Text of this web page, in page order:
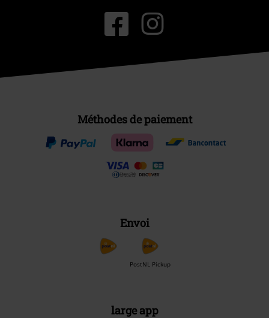
Méthodes de paiement
Envoi
PostNL Pickup
large app